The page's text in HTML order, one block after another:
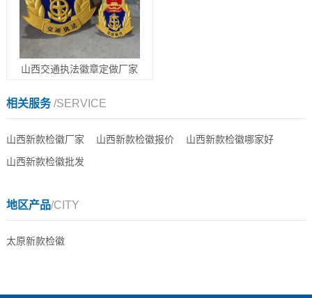
山西交通执法徽章定做厂家
相关服务/SERVICE
山西新款检徽厂家 山西新款检徽报价
山西新款检徽哪家好
山西新款检徽批发
地区产品/CITY
太原新款检徽